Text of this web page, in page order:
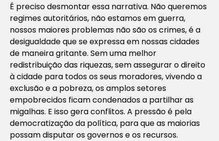
É preciso desmontar essa narrativa. Não queremos
regimes autoritários, não estamos em guerra,
nossos maiores problemas não são os crimes, é a
desigualdade que se expressa em nossas cidades
de maneira gritante. Sem uma melhor
redistribuição das riquezas, sem assegurar o direito
à cidade para todos os seus moradores, vivendo a
exclusão e a pobreza, os amplos setores
empobrecidos ficam condenados a partilhar as
migalhas. E isso gera conflitos. A pressão é pela
democratização da política, para que as maiorias
possam disputar os governos e os recursos.